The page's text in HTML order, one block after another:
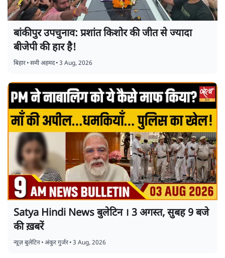
बांकीपुर उपचुनाव: प्रशांत किशोर की जीत से ज्यादा
बीजेपी की हार है!
बिहार•समी अहमद•3 Aug, 2026
Satya Hindi News बुलेटिन । 3 अगस्त, सुबह 9 बजे
की ख़बरें
न्यूज़ बुलेटिन•अंकुर गुर्जर•3 Aug, 2026